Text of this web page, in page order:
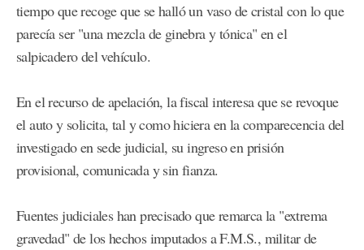
tiempo que recoge que se halló un vaso de cristal con lo que
parecía ser "una mezcla de ginebra y tónica" en el
salpicadero del vehículo.
En el recurso de apelación, la fiscal interesa que se revoque
el auto y solicita, tal y como hiciera en la comparecencia del
investigado en sede judicial, su ingreso en prisión
provisional, comunicada y sin fianza.
Fuentes judiciales han precisado que remarca la "extrema
gravedad" de los hechos imputados a F.M.S., militar de